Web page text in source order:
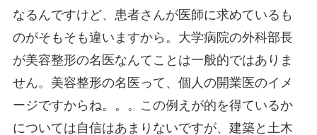
なるんですけど、患者さんが医師に求めているも
のがそもそも違いますから。大学病院の外科部長
が美容整形の名医なんてことは一般的ではありま
せん。美容整形の名医って、個人の開業医のイメ
ージですからね。。。この例えが的を得ているか
については自信はあまりないですが、建築と土木